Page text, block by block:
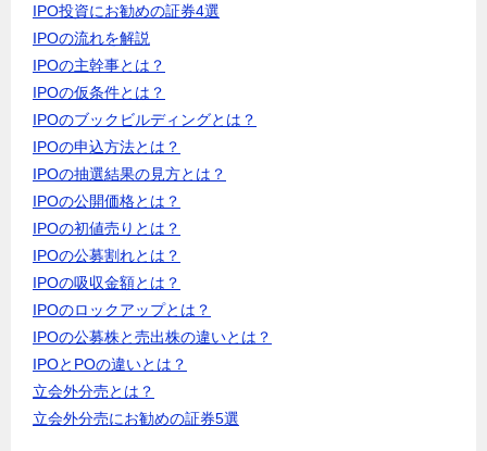
IPO投資にお勧めの証券4選
IPOの流れを解説
IPOの主幹事とは？
IPOの仮条件とは？
IPOのブックビルディングとは？
IPOの申込方法とは？
IPOの抽選結果の見方とは？
IPOの公開価格とは？
IPOの初値売りとは？
IPOの公募割れとは？
IPOの吸収金額とは？
IPOのロックアップとは？
IPOの公募株と売出株の違いとは？
IPOとPOの違いとは？
立会外分売とは？
立会外分売にお勧めの証券5選